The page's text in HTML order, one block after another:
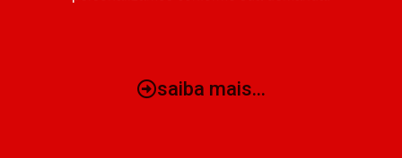
saiba mais...